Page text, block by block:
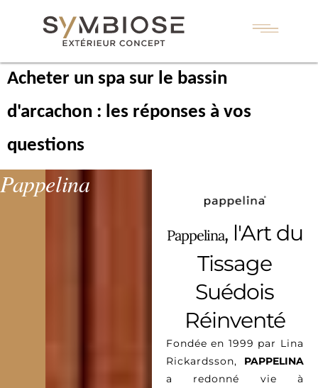
Acheter un spa sur le bassin
d'arcachon : les réponses à vos
questions
Pappelina
Pappelina, l'Art du
Tissage
Suédois
Réinventé
Fondée en 1999 par Lina
Rickardsson, PAPPELINA
a redonné vie à